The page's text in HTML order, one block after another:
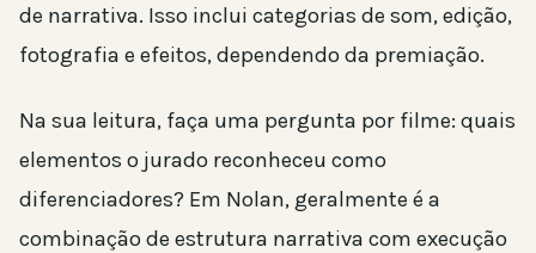
de narrativa. Isso inclui categorias de som, edição,
fotografia e efeitos, dependendo da premiação.
Na sua leitura, faça uma pergunta por filme: quais
elementos o jurado reconheceu como
diferenciadores? Em Nolan, geralmente é a
combinação de estrutura narrativa com execução